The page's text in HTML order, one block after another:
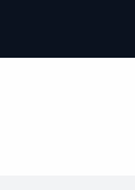
contenu